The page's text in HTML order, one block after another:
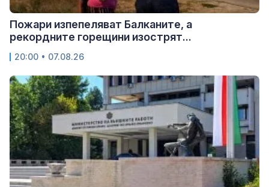
Пожари изпепеляват Балканите, а
рекордните горещини изострят...
20:00 • 07.08.26